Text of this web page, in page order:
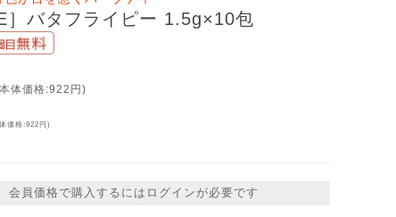
］バタフライピー 1.5g×10包
体価格:922円)
価格:922円)
会員価格で購入するにはログインが必要です